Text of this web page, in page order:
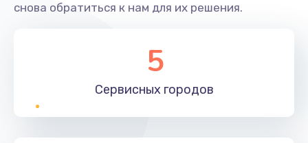
снова обратиться к нам для их решения.
5
Сервисных городов